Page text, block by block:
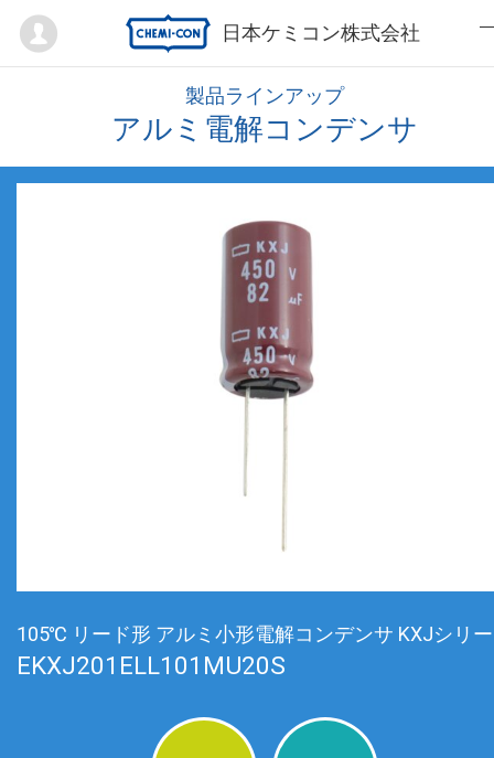
日本ケミコン株式会社
Mypage
製品ラインアップ
アルミ電解コンデンサ
105℃ リード形 アルミ小形電解コンデンサ KXJシリ
EKXJ201ELL101MU20S